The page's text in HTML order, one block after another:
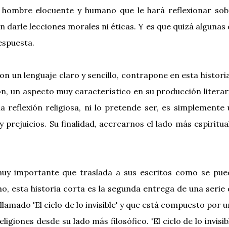
elocuente y humano que le hará reflexionar
darle lecciones morales ni éticas. Y es que quizá algunas
un lenguaje claro y sencillo, contrapone en esta
un aspecto muy característico en su producción
reflexión religiosa, ni lo pretende ser, es simplemente
Su finalidad, acercarnos el lado más
importante que traslada a sus escritos como se
esta historia corta es la segunda entrega de una serie
'El ciclo de lo invisible' y que está compuesto por
desde su lado más filosófico. 'El ciclo de lo